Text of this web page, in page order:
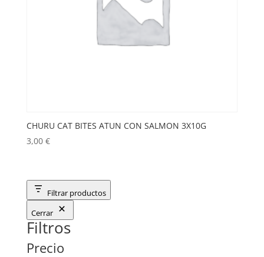
CHURU CAT BITES ATUN CON SALMON 3X10G
3,00 €
Filtrar productos
Cerrar
Filtros
Precio